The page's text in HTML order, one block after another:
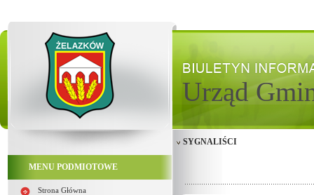
Urząd
MENU PODMIOTOWE
Strona Główna
SYGNALIŚCI